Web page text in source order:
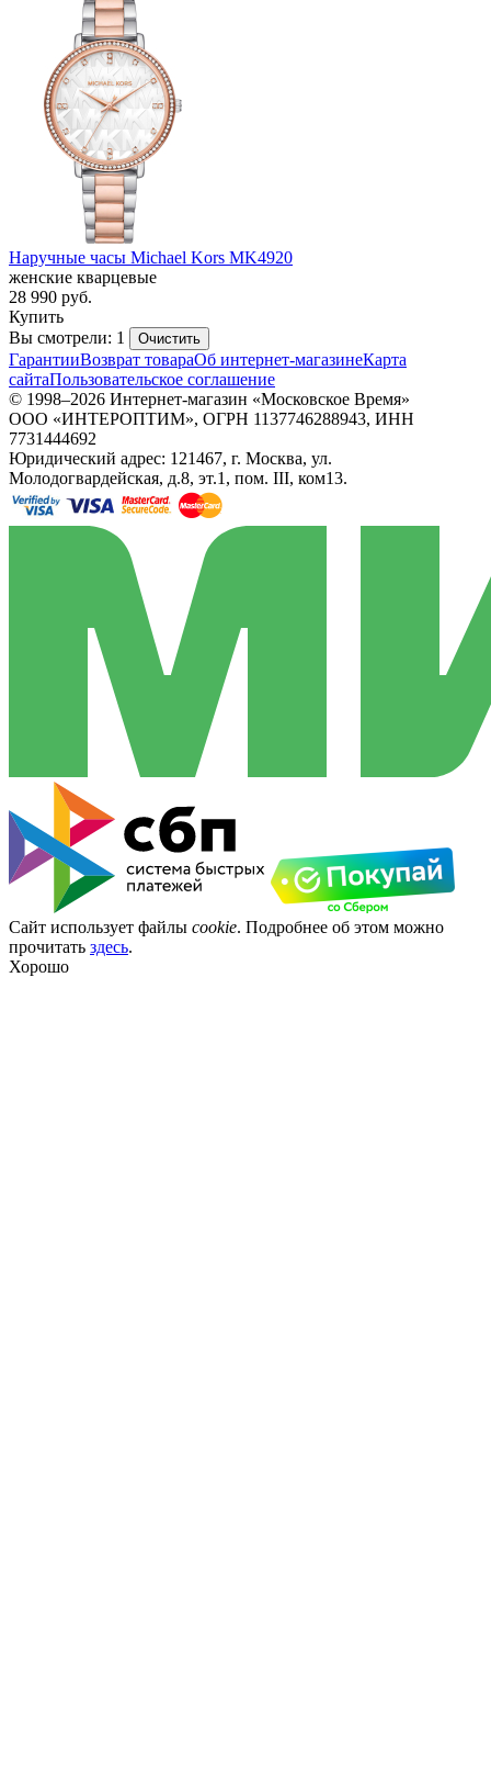
Наручные часы Michael Kors MK4920
женские кварцевые
28 990 руб.
Купить
Вы смотрели: 1
Очистить
ГарантииВозврат товараОб интернет-магазинеКарта
сайтаПользовательское соглашение
© 1998–2026 Интернет-магазин «Московское Время»
ООО «ИНТЕРОПТИМ», ОГРН 1137746288943, ИНН
7731444692
Юридический адрес: 121467, г. Москва, ул.
Молодогвардейская, д.8, эт.1, пом. III, ком13.
Сайт использует файлы cookie. Подробнее об этом можно
прочитать здесь.
Хорошо